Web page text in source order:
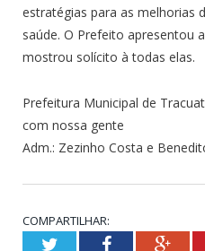
estratégias para as melhorias
saúde. O Prefeito apresentou
mostrou solícito à todas elas.
Prefeitura Municipal de
com nossa gente
Adm.: Zezinho Costa e
COMPARTILHAR:
TwitterFacebook